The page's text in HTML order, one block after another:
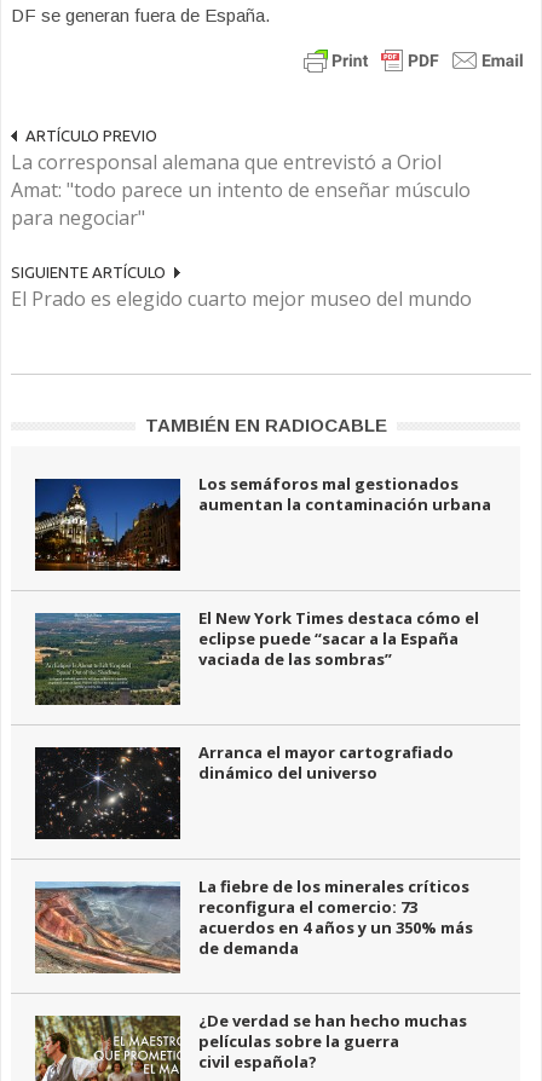
DF se generan fuera de España.
ARTÍCULO PREVIO
La corresponsal alemana que entrevistó a Oriol
Amat: "todo parece un intento de enseñar músculo
para negociar"
SIGUIENTE ARTÍCULO
El Prado es elegido cuarto mejor museo del mundo
TAMBIÉN EN RADIOCABLE
Los semáforos mal gestionados
aumentan la contaminación urbana
El New York Times destaca cómo el
eclipse puede “sacar a la España
vaciada de las sombras”
Arranca el mayor cartografiado
dinámico del universo
La fiebre de los minerales críticos
reconfigura el comercio: 73
acuerdos en 4 años y un 350% más
de demanda
¿De verdad se han hecho muchas
películas sobre la guerra
civil española?